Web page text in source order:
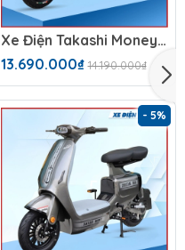
Xe Điện Takashi Money (48V-23Ah) 4 Bình
13.690.000₫ 14.190.000₫
- 5%